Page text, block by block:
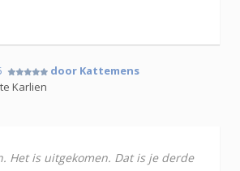
door Kattemens
Karlien
Het is uitgekomen. Dat is je derde